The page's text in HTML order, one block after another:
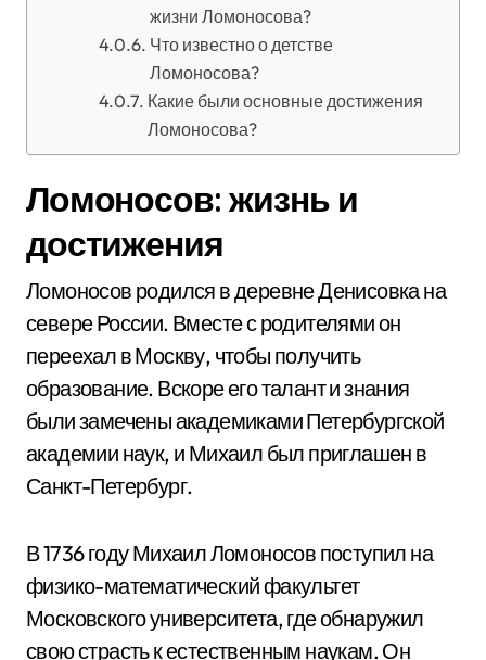
жизни Ломоносова?
Что известно о детстве
Ломоносова?
Какие были основные достижения
Ломоносова?
Ломоносов: жизнь и
достижения
Ломоносов родился в деревне Денисовка на
севере России. Вместе с родителями он
переехал в Москву, чтобы получить
образование. Вскоре его талант и знания
были замечены академиками Петербургской
академии наук, и Михаил был приглашен в
Санкт-Петербург.
В 1736 году Михаил Ломоносов поступил на
физико-математический факультет
Московского университета, где обнаружил
свою страсть к естественным наукам. Он